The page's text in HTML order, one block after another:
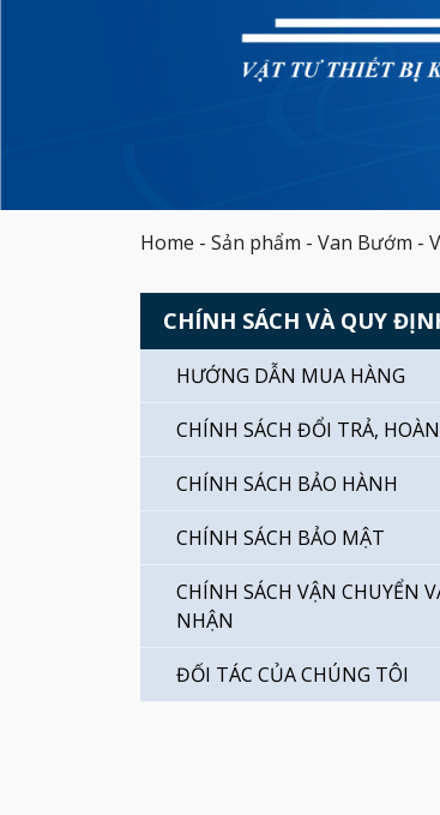
Home - Sản phẩm - Van Bướm -
CHÍNH SÁCH VÀ QUY
HƯỚNG DẪN MUA HÀNG
CHÍNH SÁCH ĐỔI TRẢ,
CHÍNH SÁCH BẢO HÀNH
CHÍNH SÁCH BẢO MẬT
CHÍNH SÁCH VẬN CHUYỂN
NHẬN
ĐỐI TÁC CỦA CHÚNG TÔI